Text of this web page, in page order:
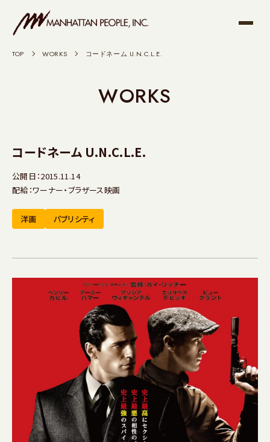
TOP > WORKS > コードネーム U.N.C.L.E.
WORKS
コードネーム U.N.C.L.E.
公開日：2015.11.14
配給：ワーナー・ブラザース映画
洋画 パブリシティ